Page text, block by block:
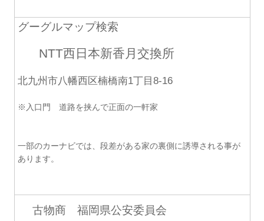
グーグルマップ検索
NTT西日本新香月交換所
北九州市八幡西区楠橋南1丁目8-16
※入口門 道路を挟んで正面の一軒家
一部のカーナビでは、段差がある家の裏側に誘導される事が
あります。
古物商 福岡県公安委員会